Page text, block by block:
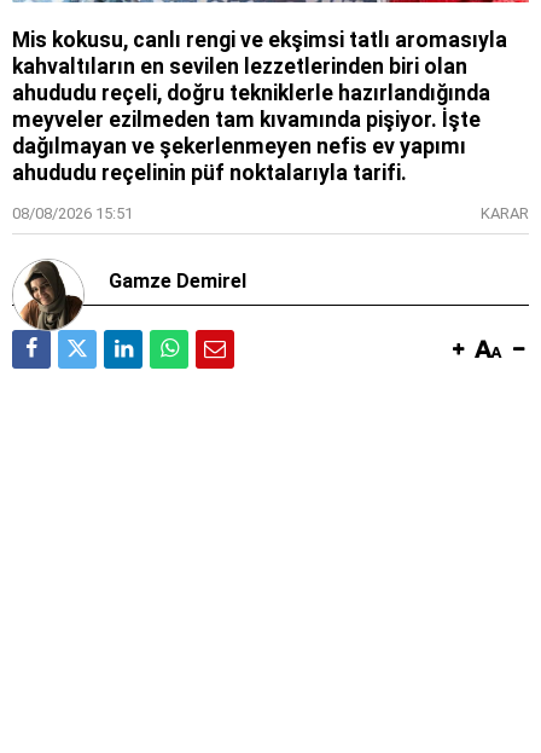
Mis kokusu, canlı rengi ve ekşimsi tatlı aromasıyla
kahvaltıların en sevilen lezzetlerinden biri olan
ahududu reçeli, doğru tekniklerle hazırlandığında
meyveler ezilmeden tam kıvamında pişiyor. İşte
dağılmayan ve şekerlenmeyen nefis ev yapımı
ahududu reçelinin püf noktalarıyla tarifi.
08/08/2026 15:51 KARAR
Gamze Demirel